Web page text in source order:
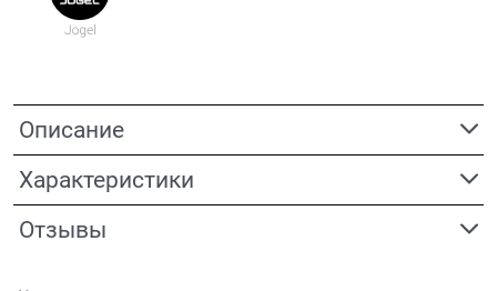
Описание
Характеристики
Отзывы